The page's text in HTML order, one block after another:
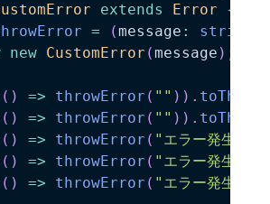
extends Error {
= (message : string
new CustomError (message ) ;
( ) => throwError ( "" ) ) . toThrow
( ) => throwError ( "" ) ) . toThrow
( ) => throwError ( "エラー発生"
( ) => throwError ( "エラー発生"
( ) => throwError ( "エラー発生"